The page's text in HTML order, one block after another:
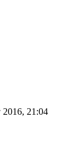
2016, 21:04